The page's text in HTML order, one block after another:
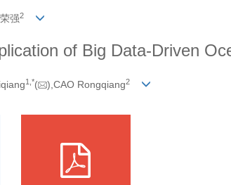
强2
of Big Data-Driven
1, *( ),CAO Rongqiang2